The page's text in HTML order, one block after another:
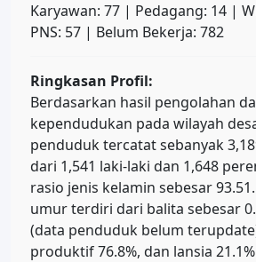
Karyawan: 77 | Pedagang: 14 |
PNS: 57 | Belum Bekerja: 782
Ringkasan Profil:
Berdasarkan hasil pengolahan
kependudukan pada wilayah
penduduk tercatat sebanyak
dari 1,541 laki-laki dan 1,648
rasio jenis kelamin sebesar
umur terdiri dari balita sebesar
(data penduduk belum
produktif 76.8%, dan lansia